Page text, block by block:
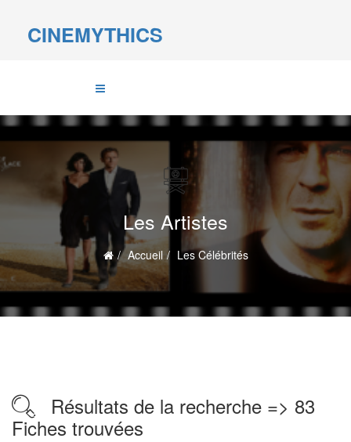
CINEMYTHICS
Les Artistes
Accueil Les Célébrités
Résultats de la recherche => 83
Fiches trouvées